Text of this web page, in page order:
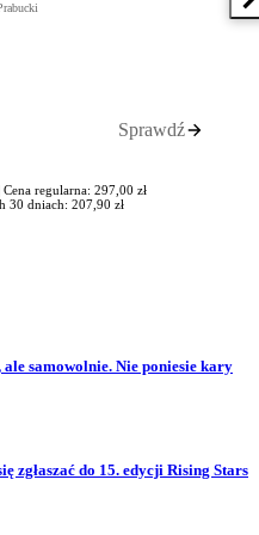
Sprawdź
Cena regularna: 297,00 zł
30 dniach: 207,90 zł
samowolnie. Nie poniesie kary
zgłaszać do 15. edycji Rising Stars